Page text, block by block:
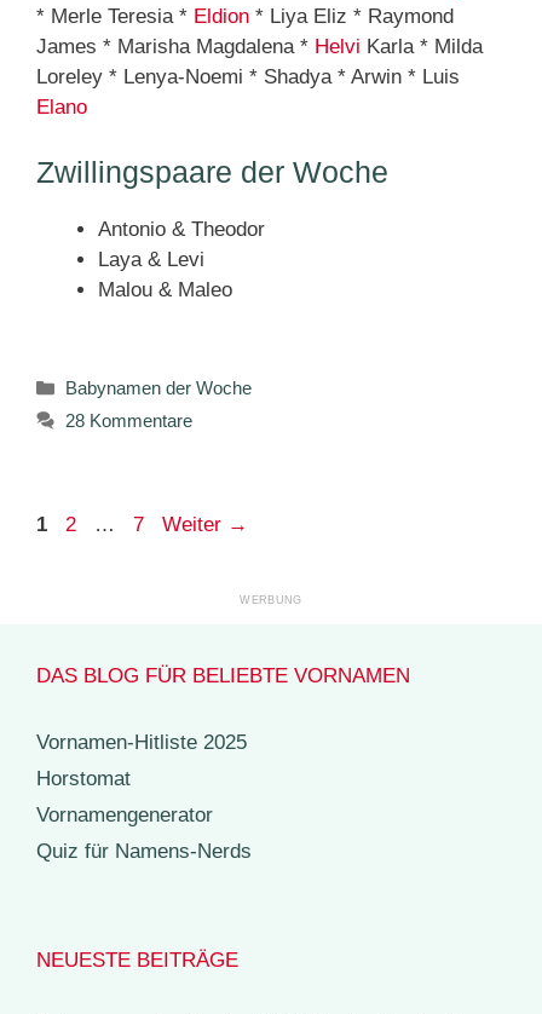
* Merle Teresia * Eldion * Liya Eliz * Raymond
James * Marisha Magdalena * Helvi Karla * Milda
Loreley * Lenya-Noemi * Shadya * Arwin * Luis
Elano
Zwillingspaare der Woche
Antonio & Theodor
Laya & Levi
Malou & Maleo
Kategorien
Babynamen der Woche
28 Kommentare
Seite
1 Seite
2 … Seite
7 Weiter →
DAS BLOG FÜR BELIEBTE VORNAMEN
Vornamen-Hitliste 2025
Horstomat
Vornamengenerator
Quiz für Namens-Nerds
NEUESTE BEITRÄGE